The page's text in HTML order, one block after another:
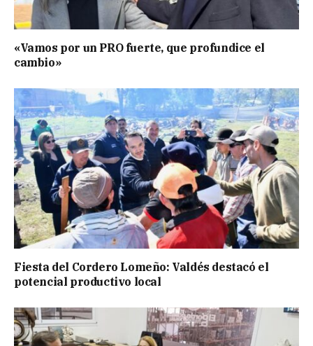
«Vamos por un PRO fuerte, que profundice el
cambio»
Fiesta del Cordero Lomeño: Valdés destacó el
potencial productivo local